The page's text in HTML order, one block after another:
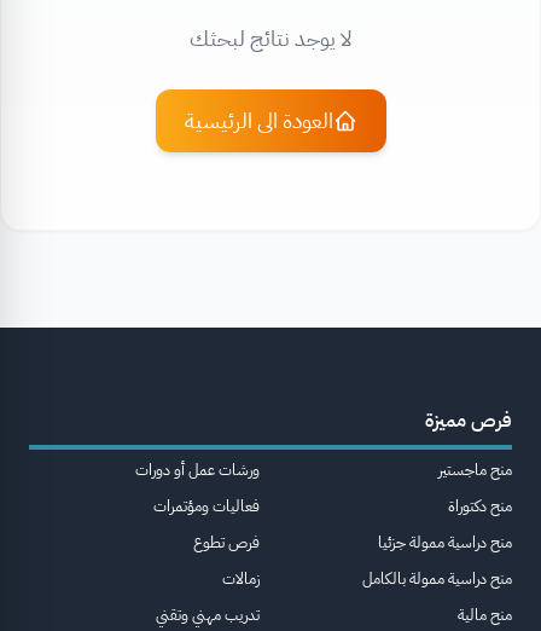
لا يوجد نتائج لبحثك
العودة الى الرئيسية
فرص مميزة
منح ماجستير
منح دكتوراة
منح دراسية ممولة جزئيا
منح دراسية ممولة بالكامل
منح مالية
ورشات عمل أو دورات
فعاليات ومؤتمرات
فرص تطوع
زمالات
تدريب مهني وتقني